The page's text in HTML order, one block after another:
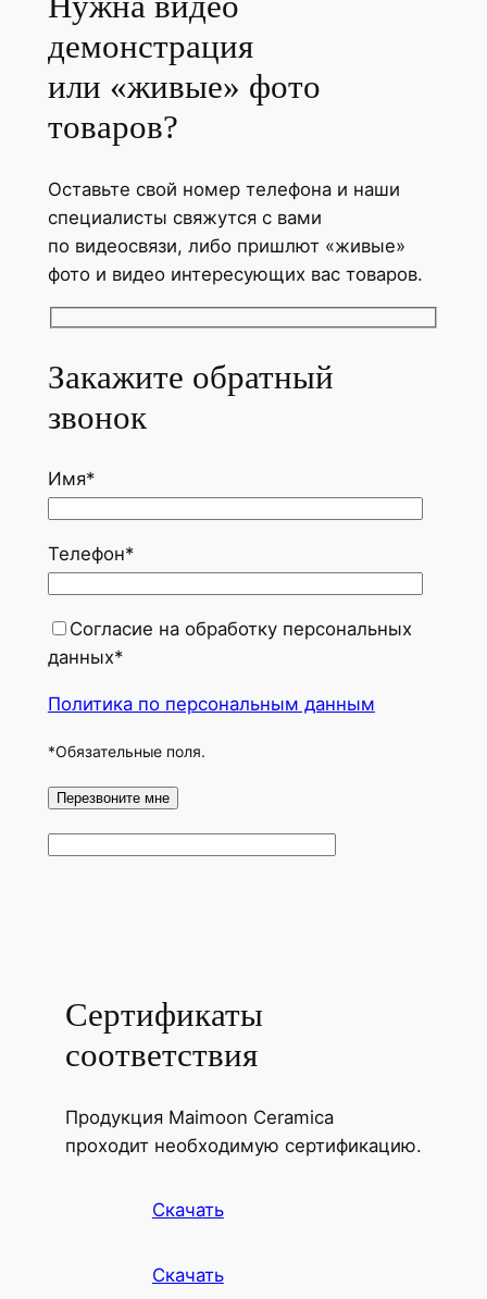
демонстрация
или «живые» фото
товаров?
Оставьте свой номер телефона и наши
специалисты свяжутся с вами
по видеосвязи, либо пришлют «живые»
фото и видео интересующих вас товаров.
Закажите обратный
звонок
Имя*
Телефон*
Согласие на обработку персональных
данных*
Политика по персональным данным
*Обязательные поля.
Сертификаты
соответствия
Продукция Maimoon Ceramica
проходит необходимую сертификацию.
Скачать
Скачать